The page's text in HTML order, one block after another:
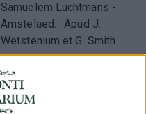
Samuelem Luchtmans -
Amstelaed. : Apud J.
Wetstenium et G. Smith
Eladva